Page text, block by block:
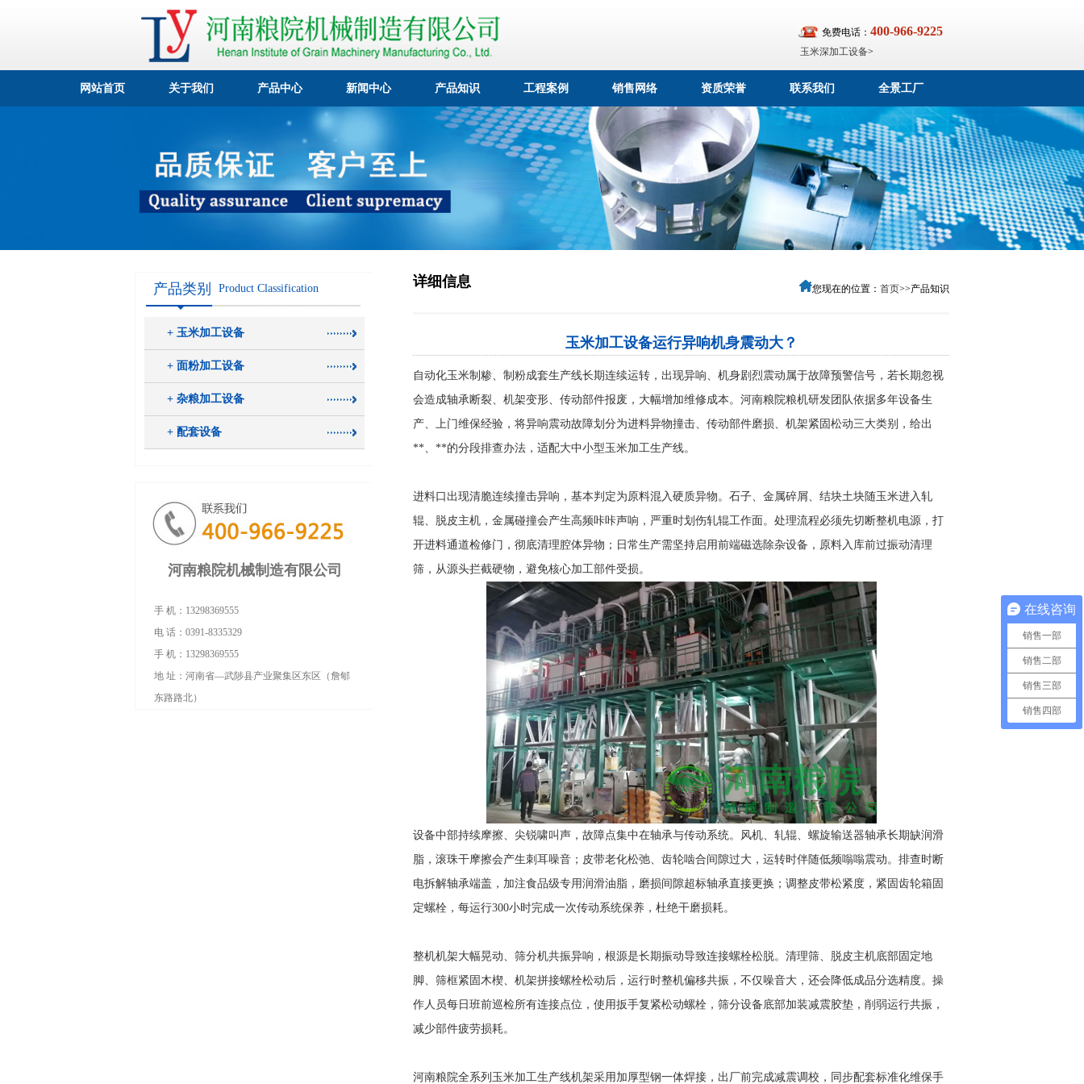
免费电话： 400-966-9225
玉米深加工设备>
网站首页 关于我们 产品中心 新闻中心 产品知识 工程案例 销售网络 资质荣誉 联系我们 全景工厂
产品类别 Product Classification
+ 玉米加工设备
+ 面粉加工设备
+ 杂粮加工设备
+ 配套设备
河南粮院机械制造有限公司
手 机：13298369555
电 话：0391-8335329
手 机：13298369555
地 址：河南省—武陟县产业聚集区东区（詹郇
东路路北）
详细信息 您现在的位置： 首页>>产品知识
玉米加工设备运行异响机身震动大？
自动化玉米制糁、制粉成套生产线长期连续运转，出现异响、机身剧烈震动属于故障预警信号，若长期忽视
会造成轴承断裂、机架变形、传动部件报废，大幅增加维修成本。河南粮院粮机研发团队依据多年设备生
产、上门维保经验，将异响震动故障划分为进料异物撞击、传动部件磨损、机架紧固松动三大类别，给出
**、**的分段排查办法，适配大中小型玉米加工生产线。
进料口出现清脆连续撞击异响，基本判定为原料混入硬质异物。石子、金属碎屑、结块土块随玉米进入轧
辊、脱皮主机，金属碰撞会产生高频咔咔声响，严重时划伤轧辊工作面。处理流程必须先切断整机电源，打
开进料通道检修门，彻底清理腔体异物；日常生产需坚持启用前端磁选除杂设备，原料入库前过振动清理
筛，从源头拦截硬物，避免核心加工部件受损。
设备中部持续摩擦、尖锐啸叫声，故障点集中在轴承与传动系统。风机、轧辊、螺旋输送器轴承长期缺润滑
脂，滚珠干摩擦会产生刺耳噪音；皮带老化松弛、齿轮啮合间隙过大，运转时伴随低频嗡嗡震动。排查时断
电拆解轴承端盖，加注食品级专用润滑油脂，磨损间隙超标轴承直接更换；调整皮带松紧度，紧固齿轮箱固
定螺栓，每运行300小时完成一次传动系统保养，杜绝干磨损耗。
整机机架大幅晃动、筛分机共振异响，根源是长期振动导致连接螺栓松脱。清理筛、脱皮主机底部固定地
脚、筛框紧固木楔、机架拼接螺栓松动后，运行时整机偏移共振，不仅噪音大，还会降低成品分选精度。操
作人员每日班前巡检所有连接点位，使用扳手复紧松动螺栓，筛分设备底部加装减震胶垫，削弱运行共振，
减少部件疲劳损耗。
河南粮院全系列玉米加工生产线机架采用加厚型钢一体焊接，出厂前完成减震调校，同步配套标准化维保手
在线咨询
销售一部
销售二部
销售三部
销售四部